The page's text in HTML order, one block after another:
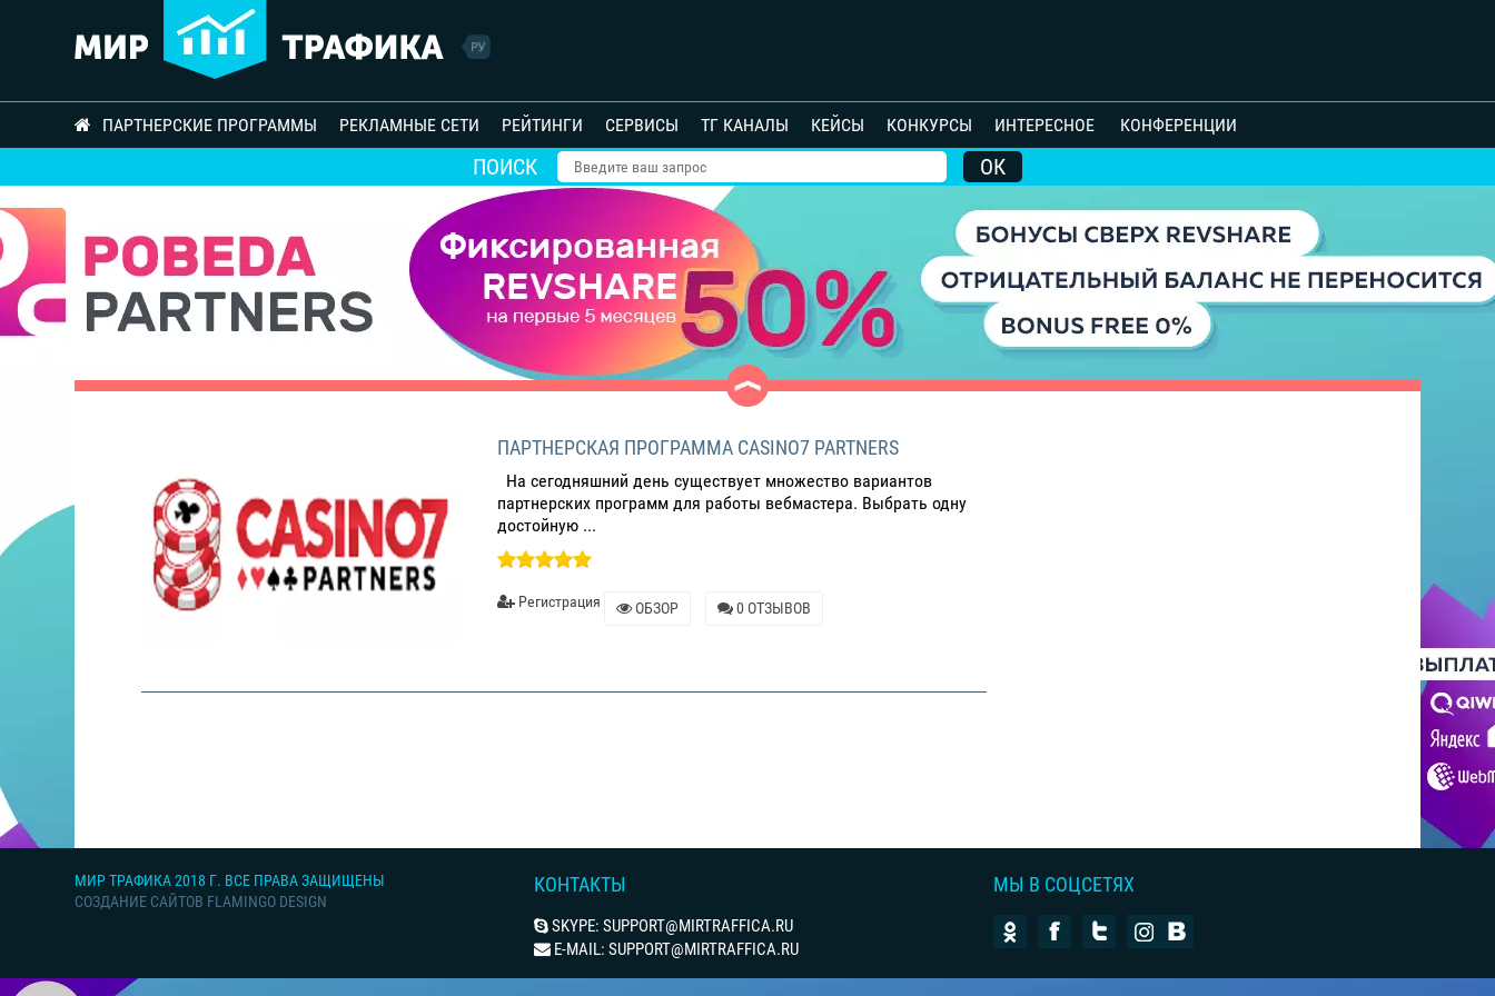
ПАРТНЕРСКИЕ ПРОГРАММЫ РЕКЛАМНЫЕ СЕТИ РЕЙТИНГИ СЕРВИСЫ ТГ КАНАЛЫ КЕЙСЫ КОНКУРСЫ ИНТЕРЕСНОЕ КОНФЕРЕНЦИИ
ПОИСК
ПАРТНЕРСКАЯ ПРОГРАММА CASINO7 PARTNERS
На сегодняшний день существует множество вариантов
партнерских программ для работы вебмастера. Выбрать одну
достойную ...
Регистрация ОБЗОР 0 ОТЗЫВОВ
МИР ТРАФИКА 2018 Г. ВСЕ ПРАВА ЗАЩИЩЕНЫ
СОЗДАНИЕ САЙТОВ FLAMINGO DESIGN
КОНТАКТЫ
SKYPE: SUPPORT@MIRTRAFFICA.RU
E-MAIL: SUPPORT@MIRTRAFFICA.RU
МЫ В СОЦСЕТЯХ